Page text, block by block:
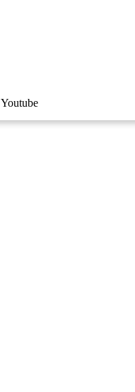
Youtube